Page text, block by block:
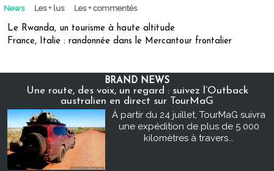
News Les + lus Les + commentés
Le Rwanda, un tourisme à haute altitude
France, Italie : randonnée dans le Mercantour frontalier
BRAND NEWS
Une route, des voix, un regard : suivez l’Outback
australien en direct sur TourMaG
À partir du 24 juillet, TourMaG suivra
une expédition de plus de 5 000
kilomètres à travers...